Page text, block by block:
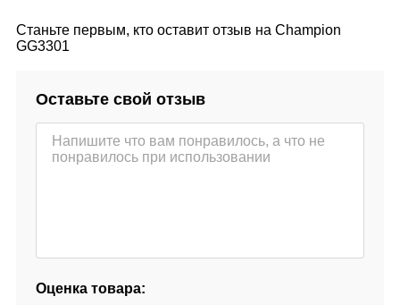
Станьте первым, кто оставит отзыв на Champion
GG3301
Оставьте свой отзыв
Оценка товара: